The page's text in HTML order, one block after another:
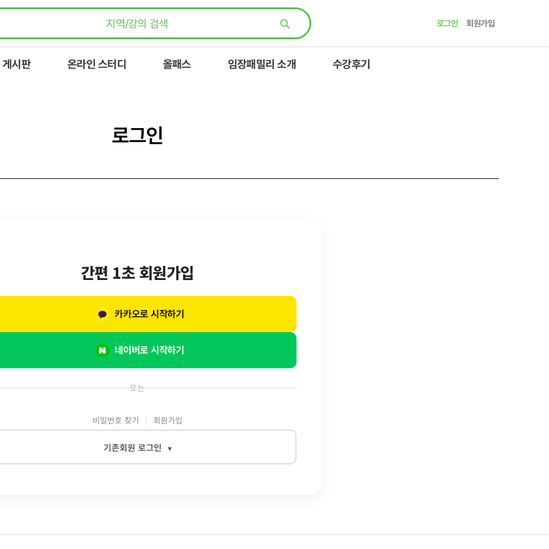
로그인 회원가입
시판 온라인 스터디 올패스 임장패밀리 소개 수강후기
로그인
또는
비밀번호 찾기 회원가입
기존회원 로그인 ▾
간편 1초 회원가입
네이버로 시작하기
카카오로 시작하기